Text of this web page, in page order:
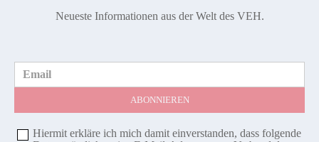
Neueste Informationen aus der Welt des VEH.
Email
Hiermit erkläre ich mich damit einverstanden, dass folgende